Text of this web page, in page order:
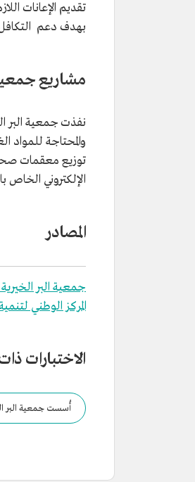
تقديم الإعانات
بهدف دعم التكافل
مشاريع
والمحتاجة للمواد
توزيع معقمات
الإلكتروني الخاص
المصادر
جمعية البر
المركز الوطني
الاختبارات
أُسست جمعية البر